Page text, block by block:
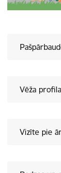
Vēža
Vizīte pie